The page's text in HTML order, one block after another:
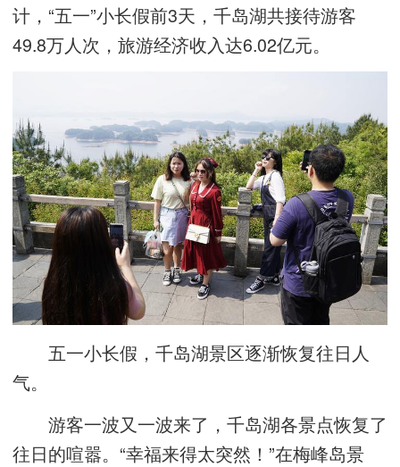
计，“五一”小长假前3天，千岛湖共接待游客
49.8万人次，旅游经济收入达6.02亿元。
五一小长假，千岛湖景区逐渐恢复往日人
气。
游客一波又一波来了，千岛湖各景点恢复了
往日的喧嚣。“幸福来得太突然！”在梅峰岛景